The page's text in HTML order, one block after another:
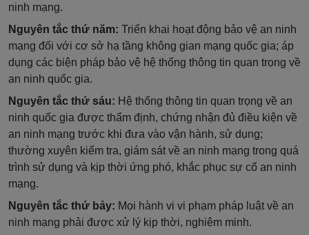
ninh mạng.
Nguyên tắc thứ năm: Triển khai hoạt động bảo vệ an ninh
mạng đối với cơ sở hạ tầng không gian mạng quốc gia; áp
dụng các biện pháp bảo vệ hệ thống thông tin quan trọng về
an ninh quốc gia.
Nguyên tắc thứ sáu: Hệ thống thông tin quan trọng về an
ninh quốc gia được thẩm định, chứng nhận đủ điều kiện về
an ninh mạng trước khi đưa vào vận hành, sử dụng;
thường xuyên kiểm tra, giám sát về an ninh mạng trong quá
trình sử dụng và kịp thời ứng phó, khắc phục sự cố an ninh
mạng.
Nguyên tắc thứ bảy: Mọi hành vi vi phạm pháp luật về an
ninh mạng phải được xử lý kịp thời, nghiêm minh.